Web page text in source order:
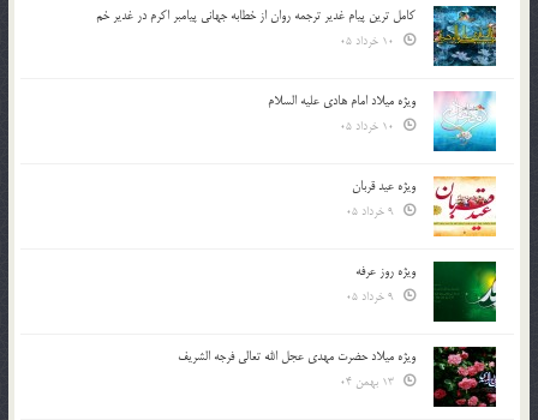
کامل ترین پیام غدیر ترجمه روان از خطابه جهانی پیامبر اکرم در غدیر خم
ویژه میلاد امام هادی علیه السلام
ویژه عید قربان
ویژه روز عرفه
ویژه میلاد حضرت مهدی عجل الله تعالی فرجه الشريف